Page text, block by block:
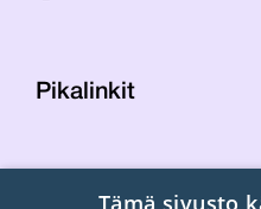
Pikalinkit
Tämä sivusto